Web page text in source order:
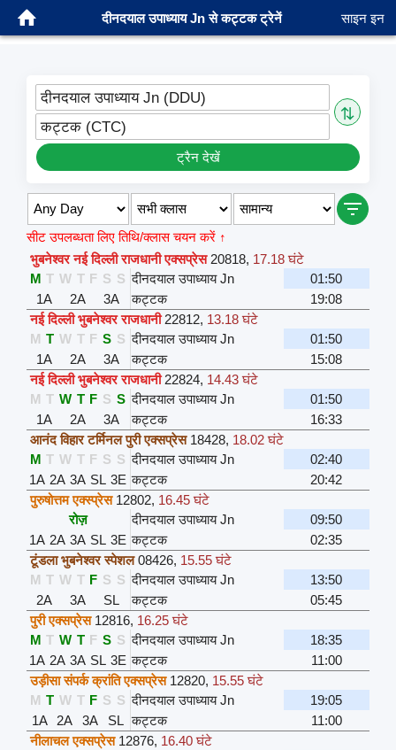
दीनदयाल उपाध्याय Jn से कट्टक ट्रेनें साइन इन
दीनदयाल उपाध्याय Jn (DDU)
⇅
कट्टक (CTC)
ट्रैन देखें
सीट उपलब्धता लिए तिथि/क्लास चयन करें ↑
भुबनेश्वर नई दिल्ली राजधानी एक्सप्रेस 20818, 17.18 घंटे
M T W T F S S दीनदयाल उपाध्याय Jn
01:50
1A
2A 3A कट्टक
19:08
नई दिल्ली भुबनेश्वर राजधानी 22812, 13.18 घंटे
M T W T F S S दीनदयाल उपाध्याय Jn
01:50
1A
2A 3A कट्टक
15:08
नई दिल्ली भुबनेश्वर राजधानी 22824, 14.43 घंटे
M T W T F S S दीनदयाल उपाध्याय Jn
01:50
1A
2A 3A कट्टक
16:33
आनंद विहार टर्मिनल पुरी एक्सप्रेस 18428, 18.02 घंटे
M T W T F S S दीनदयाल उपाध्याय Jn
02:40
1A 2A 3A SL 3E कट्टक
20:42
पुरुषोत्तम एक्स्प्रेस 12802, 16.45 घंटे
रोज़
दीनदयाल उपाध्याय Jn
09:50
1A 2A 3A SL 3E कट्टक
02:35
टूंडला भुबनेश्वर स्पेशल 08426, 15.55 घंटे
M T W T F S S दीनदयाल उपाध्याय Jn
13:50
2A
3A SL कट्टक
05:45
पुरी एक्सप्रेस 12816, 16.25 घंटे
M T W T F S S दीनदयाल उपाध्याय Jn
18:35
1A 2A 3A SL 3E कट्टक
11:00
उड़ीसा संपर्क क्रांति एक्सप्रेस 12820, 15.55 घंटे
M T W T F S S दीनदयाल उपाध्याय Jn
19:05
1A
2A 3A SL कट्टक
11:00
नीलाचल एक्सप्रेस 12876, 16.40 घंटे